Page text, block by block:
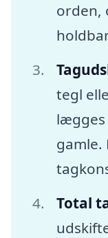
orden,
tegl
lægges
Total